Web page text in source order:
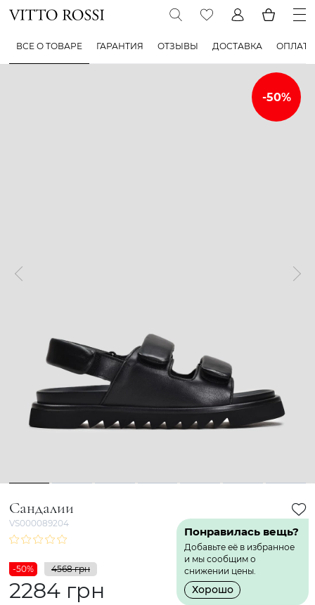
ВСЕ О ТОВАРЕ ГАРАНТИЯ ОТЗЫВЫ ДОСТАВКА ОПЛАТА
1 2 3 4 5 6 7
Сандалии
VS000089204
Понравилась вещь?
Добавьте её в избранное
и мы сообщим о
снижении цены.
Хорошо
-50% 4568 грн
2284 грн